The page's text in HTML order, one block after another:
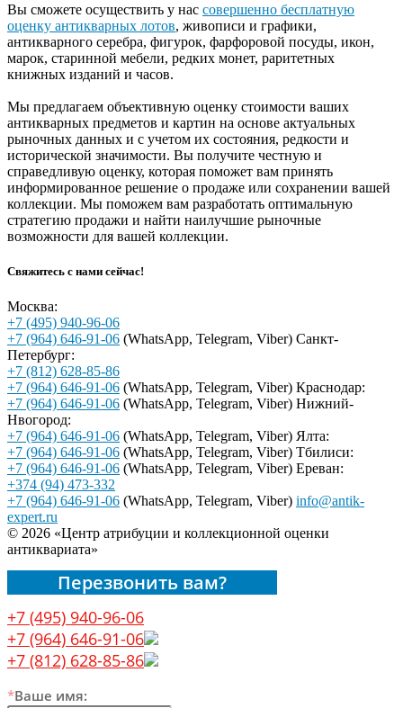
Вы сможете осуществить у нас совершенно бесплатную
оценку антикварных лотов, живописи и графики,
антикварного серебра, фигурок, фарфоровой посуды, икон,
марок, старинной мебели, редких монет, раритетных
книжных изданий и часов.
Мы предлагаем объективную оценку стоимости ваших
антикварных предметов и картин на основе актуальных
рыночных данных и с учетом их состояния, редкости и
исторической значимости. Вы получите честную и
справедливую оценку, которая поможет вам принять
информированное решение о продаже или сохранении вашей
коллекции. Мы поможем вам разработать оптимальную
стратегию продажи и найти наилучшие рыночные
возможности для вашей коллекции.
Свяжитесь с нами сейчас!
Москва:
+7 (495) 940-96-06
+7 (964) 646-91-06 (WhatsApp, Telegram, Viber) Санкт-
Петербург:
+7 (812) 628-85-86
+7 (964) 646-91-06 (WhatsApp, Telegram, Viber) Краснодар:
+7 (964) 646-91-06 (WhatsApp, Telegram, Viber) Нижний-
Нвогород:
+7 (964) 646-91-06 (WhatsApp, Telegram, Viber) Ялта:
+7 (964) 646-91-06 (WhatsApp, Telegram, Viber) Тбилиси:
+7 (964) 646-91-06 (WhatsApp, Telegram, Viber) Ереван:
+374 (94) 473-332
+7 (964) 646-91-06 (WhatsApp, Telegram, Viber) info@antik-
expert.ru
© 2026 «Центр атрибуции и коллекционной оценки
антиквариата»
Перезвонить вам?
+7 (495) 940-96-06
+7 (964) 646-91-06
+7 (812) 628-85-86
*Ваше имя: